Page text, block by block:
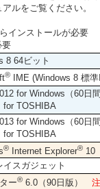
ルをご覧ください。
インストールが必要
要
8 64ビット
®
IME (Windows 8 標
for Windows（60日
for TOSHIBA
for Windows（60日
for TOSHIBA
® Internet Explorer® 10
イスガジェット
ー® 6.0（90日版）